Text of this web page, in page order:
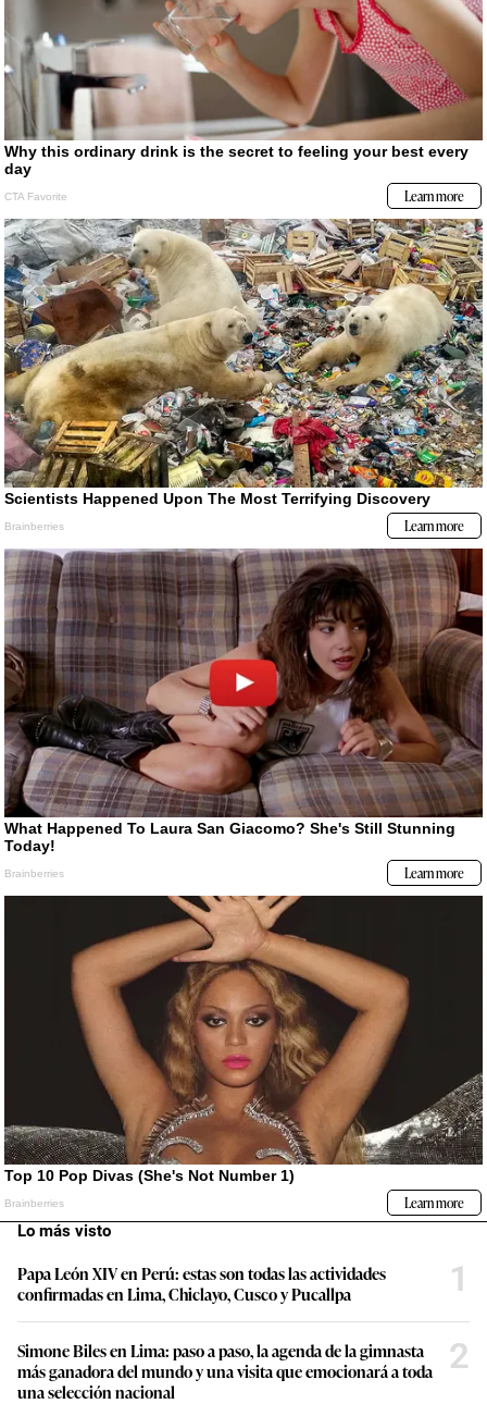
Lo más visto
Papa León XIV en Perú: estas son todas las actividades
confirmadas en Lima, Chiclayo, Cusco y Pucallpa
1
Simone Biles en Lima: paso a paso, la agenda de la gimnasta
más ganadora del mundo y una visita que emocionará a toda
una selección nacional
2